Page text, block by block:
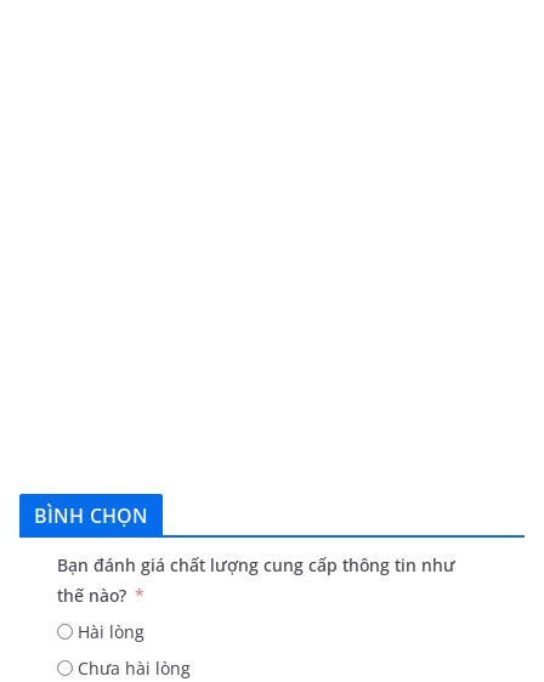
BÌNH CHỌN
Bạn đánh giá chất lượng cung cấp thông tin như
thế nào?
Hài lòng
Chưa hài lòng